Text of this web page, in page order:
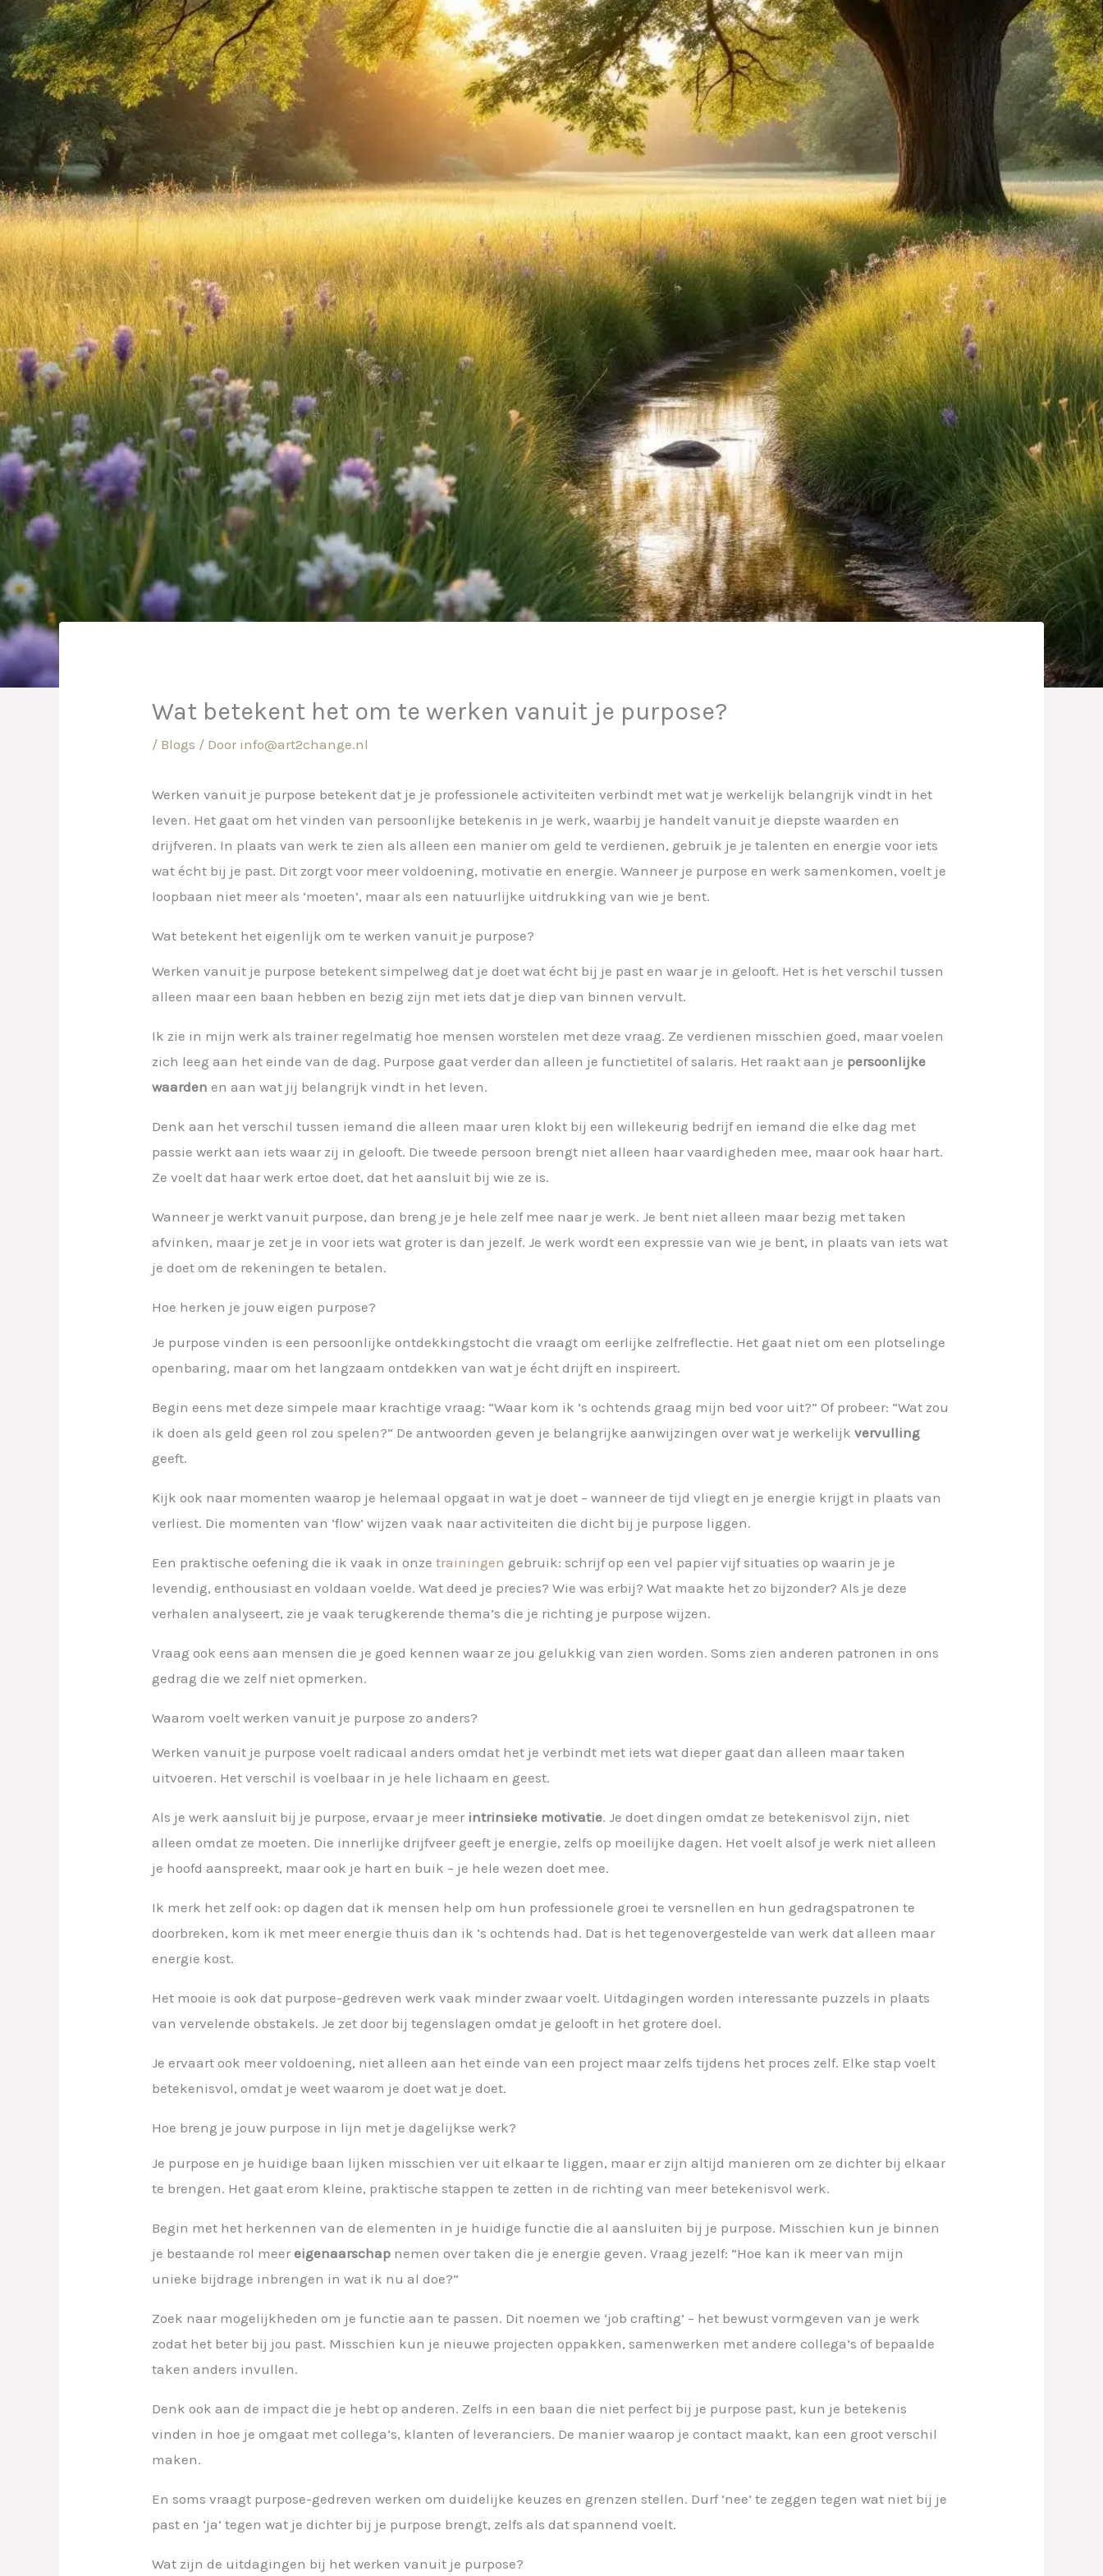
Wat betekent het om te werken vanuit je purpose?
/ Blogs / Door info@art2change.nl
Werken vanuit je purpose betekent dat je je professionele activiteiten verbindt met wat je werkelijk belangrijk vindt in het
leven. Het gaat om het vinden van persoonlijke betekenis in je werk, waarbij je handelt vanuit je diepste waarden en
drijfveren. In plaats van werk te zien als alleen een manier om geld te verdienen, gebruik je je talenten en energie voor iets
wat écht bij je past. Dit zorgt voor meer voldoening, motivatie en energie. Wanneer je purpose en werk samenkomen, voelt je
loopbaan niet meer als ‘moeten’, maar als een natuurlijke uitdrukking van wie je bent.
Wat betekent het eigenlijk om te werken vanuit je purpose?
Werken vanuit je purpose betekent simpelweg dat je doet wat écht bij je past en waar je in gelooft. Het is het verschil tussen
alleen maar een baan hebben en bezig zijn met iets dat je diep van binnen vervult.
Ik zie in mijn werk als trainer regelmatig hoe mensen worstelen met deze vraag. Ze verdienen misschien goed, maar voelen
zich leeg aan het einde van de dag. Purpose gaat verder dan alleen je functietitel of salaris. Het raakt aan je persoonlijke
waarden en aan wat jij belangrijk vindt in het leven.
Denk aan het verschil tussen iemand die alleen maar uren klokt bij een willekeurig bedrijf en iemand die elke dag met
passie werkt aan iets waar zij in gelooft. Die tweede persoon brengt niet alleen haar vaardigheden mee, maar ook haar hart.
Ze voelt dat haar werk ertoe doet, dat het aansluit bij wie ze is.
Wanneer je werkt vanuit purpose, dan breng je je hele zelf mee naar je werk. Je bent niet alleen maar bezig met taken
afvinken, maar je zet je in voor iets wat groter is dan jezelf. Je werk wordt een expressie van wie je bent, in plaats van iets wat
je doet om de rekeningen te betalen.
Hoe herken je jouw eigen purpose?
Je purpose vinden is een persoonlijke ontdekkingstocht die vraagt om eerlijke zelfreflectie. Het gaat niet om een plotselinge
openbaring, maar om het langzaam ontdekken van wat je écht drijft en inspireert.
Begin eens met deze simpele maar krachtige vraag: “Waar kom ik ’s ochtends graag mijn bed voor uit?” Of probeer: “Wat zou
ik doen als geld geen rol zou spelen?” De antwoorden geven je belangrijke aanwijzingen over wat je werkelijkvervulling
geeft.
Kijk ook naar momenten waarop je helemaal opgaat in wat je doet – wanneer de tijd vliegt en je energie krijgt in plaats van
verliest. Die momenten van ‘flow’ wijzen vaak naar activiteiten die dicht bij je purpose liggen.
Een praktische oefening die ik vaak in onzetrainingen gebruik: schrijf op een vel papier vijf situaties op waarin je je
levendig, enthousiast en voldaan voelde. Wat deed je precies? Wie was erbij? Wat maakte het zo bijzonder? Als je deze
verhalen analyseert, zie je vaak terugkerende thema’s die je richting je purpose wijzen.
Vraag ook eens aan mensen die je goed kennen waar ze jou gelukkig van zien worden. Soms zien anderen patronen in ons
gedrag die we zelf niet opmerken.
Waarom voelt werken vanuit je purpose zo anders?
Werken vanuit je purpose voelt radicaal anders omdat het je verbindt met iets wat dieper gaat dan alleen maar taken
uitvoeren. Het verschil is voelbaar in je hele lichaam en geest.
Als je werk aansluit bij je purpose, ervaar je meer intrinsieke motivatie. Je doet dingen omdat ze betekenisvol zijn, niet
alleen omdat ze moeten. Die innerlijke drijfveer geeft je energie, zelfs op moeilijke dagen. Het voelt alsof je werk niet alleen
je hoofd aanspreekt, maar ook je hart en buik – je hele wezen doet mee.
Ik merk het zelf ook: op dagen dat ik mensen help om hun professionele groei te versnellen en hun gedragspatronen te
doorbreken, kom ik met meer energie thuis dan ik ’s ochtends had. Dat is het tegenovergestelde van werk dat alleen maar
energie kost.
Het mooie is ook dat purpose-gedreven werk vaak minder zwaar voelt. Uitdagingen worden interessante puzzels in plaats
van vervelende obstakels. Je zet door bij tegenslagen omdat je gelooft in het grotere doel.
Je ervaart ook meer voldoening, niet alleen aan het einde van een project maar zelfs tijdens het proces zelf. Elke stap voelt
betekenisvol, omdat je weet waarom je doet wat je doet.
Hoe breng je jouw purpose in lijn met je dagelijkse werk?
Je purpose en je huidige baan lijken misschien ver uit elkaar te liggen, maar er zijn altijd manieren om ze dichter bij elkaar
te brengen. Het gaat erom kleine, praktische stappen te zetten in de richting van meer betekenisvol werk.
Begin met het herkennen van de elementen in je huidige functie die al aansluiten bij je purpose. Misschien kun je binnen
je bestaande rol meereigenaarschap nemen over taken die je energie geven. Vraag jezelf: “Hoe kan ik meer van mijn
unieke bijdrage inbrengen in wat ik nu al doe?”
Zoek naar mogelijkheden om je functie aan te passen. Dit noemen we ‘job crafting’ – het bewust vormgeven van je werk
zodat het beter bij jou past. Misschien kun je nieuwe projecten oppakken, samenwerken met andere collega’s of bepaalde
taken anders invullen.
Denk ook aan de impact die je hebt op anderen. Zelfs in een baan die niet perfect bij je purpose past, kun je betekenis
vinden in hoe je omgaat met collega’s, klanten of leveranciers. De manier waarop je contact maakt, kan een groot verschil
maken.
En soms vraagt purpose-gedreven werken om duidelijke keuzes en grenzen stellen. Durf ‘nee’ te zeggen tegen wat niet bij je
past en ‘ja’ tegen wat je dichter bij je purpose brengt, zelfs als dat spannend voelt.
Wat zijn de uitdagingen bij het werken vanuit je purpose?